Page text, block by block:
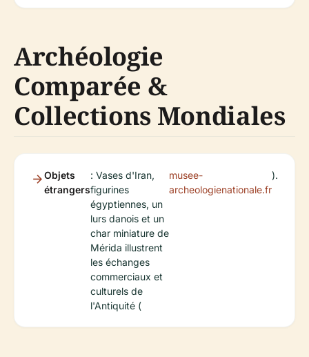
Archéologie
Comparée &
Collections Mondiales
Objets
étrangers
: Vases d'Iran,
figurines
égyptiennes, un
lurs danois et un
char miniature de
Mérida illustrent
les échanges
commerciaux et
culturels de
l'Antiquité (
musee-
archeologienationale.fr
).